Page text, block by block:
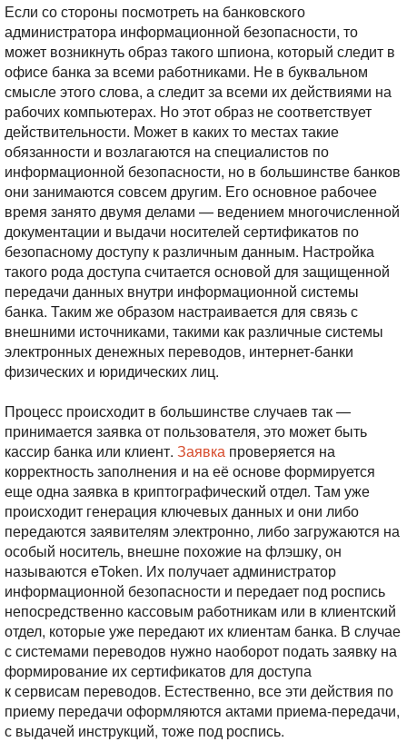
Если со стороны посмотреть на банковского
администратора информационной безопасности, то
может возникнуть образ такого шпиона, который следит в
офисе банка за всеми работниками. Не в буквальном
смысле этого слова, а следит за всеми их действиями на
рабочих компьютерах. Но этот образ не соответствует
действительности. Может в каких то местах такие
обязанности и возлагаются на специалистов по
информационной безопасности, но в большинстве банков
они занимаются совсем другим. Его основное рабочее
время занято двумя делами — ведением многочисленной
документации и выдачи носителей сертификатов по
безопасному доступу к различным данным. Настройка
такого рода доступа считается основой для защищенной
передачи данных внутри информационной системы
банка. Таким же образом настраивается для связь с
внешними источниками, такими как различные системы
электронных денежных переводов, интернет-банки
физических и юридических лиц.
Процесс происходит в большинстве случаев так —
принимается заявка от пользователя, это может быть
кассир банка или клиент. Заявка проверяется на
корректность заполнения и на её основе формируется
еще одна заявка в криптографический отдел. Там уже
происходит генерация ключевых данных и они либо
передаются заявителям электронно, либо загружаются на
особый носитель, внешне похожие на флэшку, он
называются eToken. Их получает администратор
информационной безопасности и передает под роспись
непосредственно кассовым работникам или в клиентский
отдел, которые уже передают их клиентам банка. В случае
с системами переводов нужно наоборот подать заявку на
формирование их сертификатов для доступа
к сервисам переводов. Естественно, все эти действия по
приему передачи оформляются актами приема-передачи,
с выдачей инструкций, тоже под роспись.